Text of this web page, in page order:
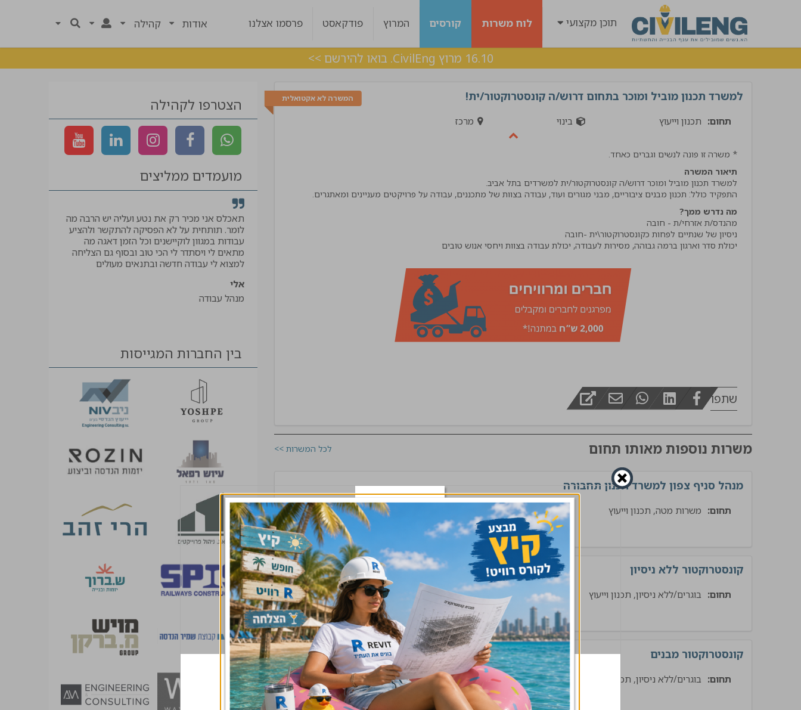
תוכן מקצועי לוח משרות קורסים המרוץ פודקאסט פרסמו אצלנו אודות קהילה
16.10 מרוץ CivilEng. בואו להירשם >>
המשרה לא אקטואלית למשרד תכנון מוביל ומוכר בתחום דרוש/ה קונסטרוקטור/ית!
תחום: תכנון וייעוץ בינוי מרכז
* משרה זו פונה לנשים וגברים כאחד.
תיאור המשרה
התפקיד כולל: תכנון מבנים ציבוריים, מבני מגורים ועוד, עבודה בצוות של מתכננים, עבודה על פרויקטים מעניינים ומאתגרים.
מה נדרש ממך?
שתפו
משרות נוספות מאותו תחום לכל המשרות >>
מנהל סניף צפון למשרד תכנון תחבורה
תחום: משרות מטה, תכנון וייעוץ תשתיות שלח קורות חיים
קונסטרוקטור ללא ניסיון
תחום: בוגרים/ללא ניסיון, תכנון וייעוץ תשתיות מרכז, שרון שלח קורות חיים
קונסטרוקטור מבנים
תחום: בוגרים/ללא ניסיון, תכנון וייעוץ בינוי מרכז, שרון, שפלה שלח קורות חיים
הצטרפו לקהילה
מועמדים ממליצים
הרבה ידע וסבלנות קיבלתי מענה בצורה מדויקת !
אמליץ לחבריי בענף בחום !!"
תאכלס אני מכיר רק את נטע ועליה יש הרבה מה
לומר. תותחית על לא הפסיקה להתקשר ולהציע
עבודות במגוון לוקיישנים וכל הזמן דאגה מה
מתאים לי ויסתדר לי הכי טוב ובסוף גם הצליחה
למצוא לי עבודה חדשה ובתנאים מעולים
אלי
מנהל עבודה
בין החברות המגייסות